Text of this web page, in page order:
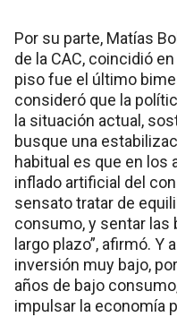
Por su parte, Matías
de la CAC, coincidió
piso fue el último
consideró que la
la situación actual,
busque una
habitual es que en los
inflado artificial del
sensato tratar de
consumo, y sentar las
largo plazo”, afirmó. Y
inversión muy bajo,
años de bajo
impulsar la economía